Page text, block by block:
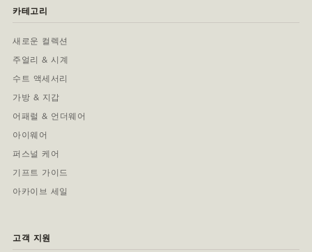
카테고리
새로운 컬렉션
주얼리 & 시계
수트 액세서리
가방 & 지갑
어패럴 & 언더웨어
아이웨어
퍼스널 케어
기프트 가이드
아카이브 세일
고객 지원